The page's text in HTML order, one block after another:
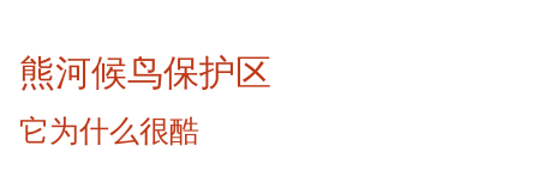
熊河候鸟保护区
它为什么很酷